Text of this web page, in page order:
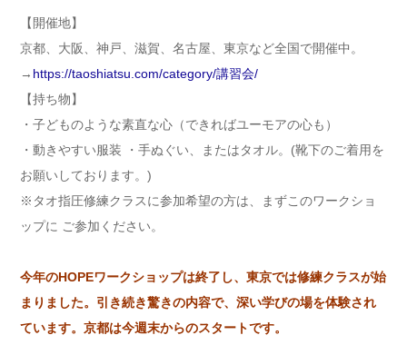
【開催地】
京都、大阪、神戸、滋賀、名古屋、東京など全国で開催中。
→ https://taoshiatsu.com/category/講習会/
【持ち物】
・子どものような素直な心（できればユーモアの心も）
・動きやすい服装 ・手ぬぐい、またはタオル。(靴下のご着用を
お願いしております。)
※タオ指圧修練クラスに参加希望の方は、まずこのワークショ
ップに ご参加ください。
今年のHOPEワークショップは終了し、東京では修練クラスが始
まりました。引き続き驚きの内容で、深い学びの場を体験され
ています。京都は今週末からのスタートです。